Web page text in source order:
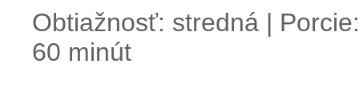
Obtiažnosť: stredná |
60 minút